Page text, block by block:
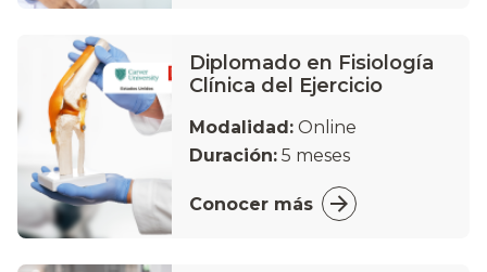
Diplomado en Fisiología
Clínica del Ejercicio
Modalidad: Online
Duración: 5 meses
Conocer más